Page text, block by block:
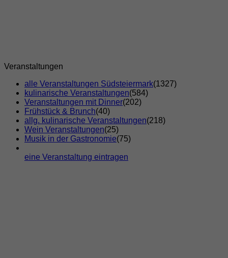
Veranstaltungen
alle Veranstaltungen Südsteiermark(1327)
kulinarische Veranstaltungen(584)
Veranstaltungen mit Dinner(202)
Frühstück & Brunch(40)
allg. kulinarische Veranstaltungen(218)
Wein Veranstaltungen(25)
Musik in der Gastronomie(75)
eine Veranstaltung eintragen